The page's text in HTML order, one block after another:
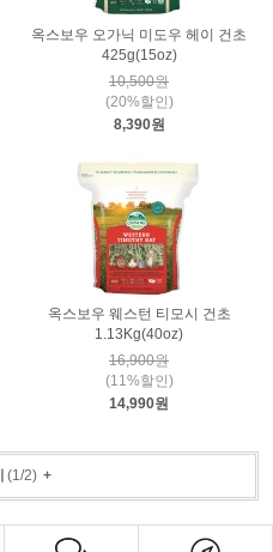
옥스보우 오가닉 미도우 헤이 건초
425g(15oz)
10,500원
(20%할인)
8,390원
옥스보우 웨스턴 티모시 건초
1.13Kg(40oz)
16,900원
(11%할인)
14,990원
(1/2)+